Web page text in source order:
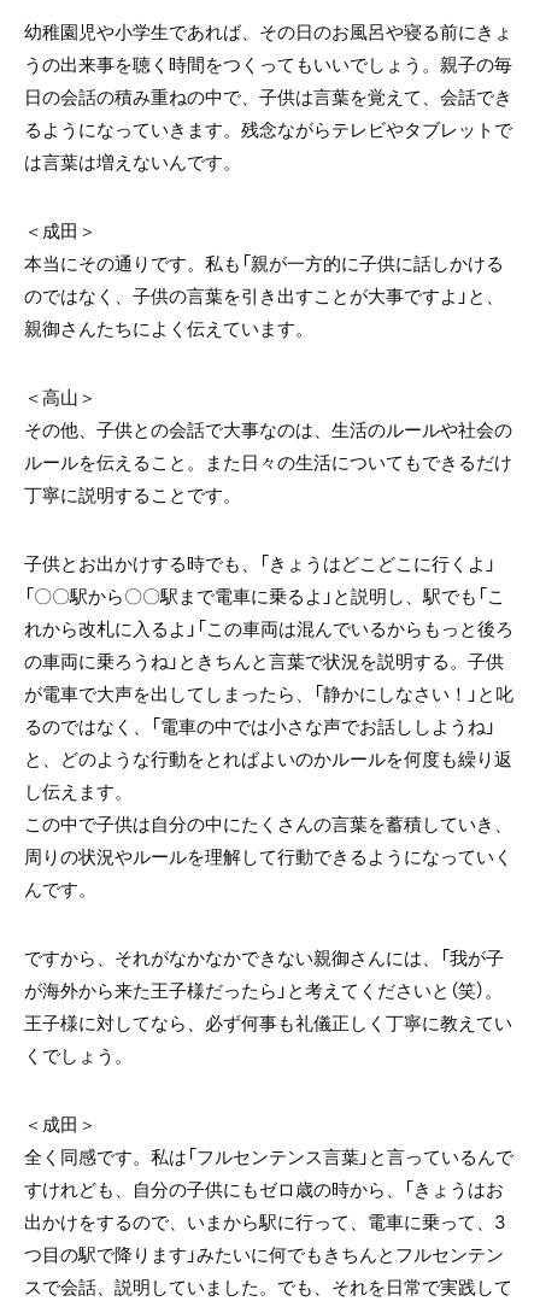
幼稚園児や小学生であれば、その日のお風呂や寝る前にきょ
うの出来事を聴く時間をつくってもいいでしょう。親子の毎
日の会話の積み重ねの中で、子供は言葉を覚えて、会話でき
るようになっていきます。残念ながらテレビやタブレットで
は言葉は増えないんです。
＜成田＞
本当にその通りです。私も「親が一方的に子供に話しかける
のではなく、子供の言葉を引き出すことが大事ですよ」と、
親御さんたちによく伝えています。
＜高山＞
その他、子供との会話で大事なのは、生活のルールや社会の
ルールを伝えること。また日々の生活についてもできるだけ
丁寧に説明することです。
子供とお出かけする時でも、「きょうはどこどこに行くよ」
「〇〇駅から〇〇駅まで電車に乗るよ」と説明し、駅でも「こ
れから改札に入るよ」「この車両は混んでいるからもっと後ろ
の車両に乗ろうね」ときちんと言葉で状況を説明する。子供
が電車で大声を出してしまったら、「静かにしなさい！」と叱
るのではなく、「電車の中では小さな声でお話ししようね」
と、どのような行動をとればよいのかルールを何度も繰り返
し伝えます。
この中で子供は自分の中にたくさんの言葉を蓄積していき、
周りの状況やルールを理解して行動できるようになっていく
んです。
ですから、それがなかなかできない親御さんには、「我が子
が海外から来た王子様だったら」と考えてくださいと（笑）。
王子様に対してなら、必ず何事も礼儀正しく丁寧に教えてい
くでしょう。
＜成田＞
全く同感です。私は「フルセンテンス言葉」と言っているんで
すけれども、自分の子供にもゼロ歳の時から、「きょうはお
出かけをするので、いまから駅に行って、電車に乗って、3
つ目の駅で降ります」みたいに何でもきちんとフルセンテン
スで会話、説明していました。でも、それを日常で実践して